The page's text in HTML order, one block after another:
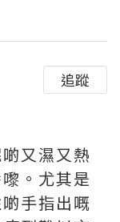
追蹤
又濕又熱
。尤其是
手指出嘅